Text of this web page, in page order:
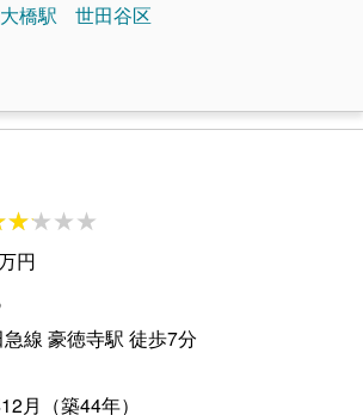
橋駅 世田谷区
円
線 豪徳寺駅 徒歩7分
月（築44年）